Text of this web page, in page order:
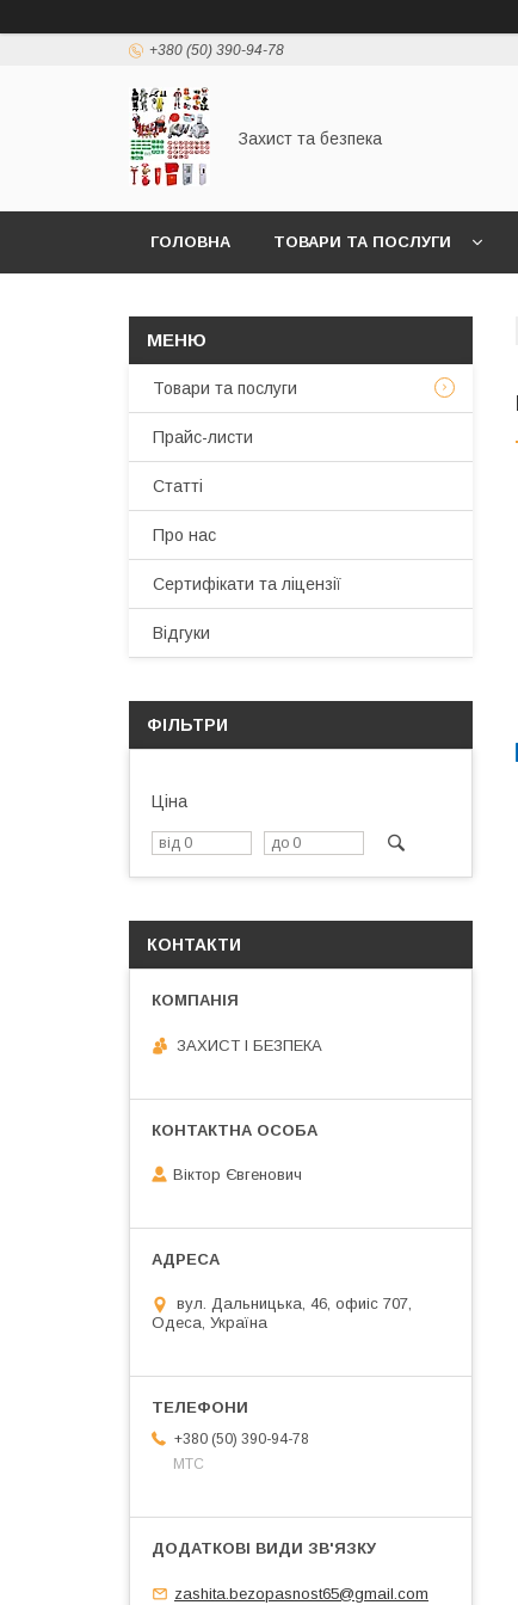
+380 (50) 390-94-78
Захист та безпека
ГОЛОВНА ТОВАРИ ТА ПОСЛУГИ
Товари та послуги
Прайс-листи
Статті
Про нас
Сертифікати та ліцензії
Відгуки
ФІЛЬТРИ
Ціна
КОНТАКТИ
ЗАХИСТ І БЕЗПЕКА
Віктор Євгенович
вул. Дальницька, 46, офиіс 707,
Одеса, Україна
+380 (50) 390-94-78
МТС
zashita.bezopasnost65@gmail.com